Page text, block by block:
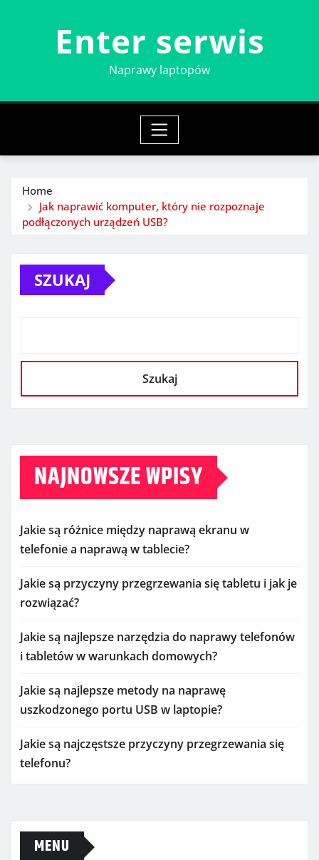
Enter serwis
Naprawy laptopów
Home
Jak naprawić komputer, który nie rozpoznaje
podłączonych urządzeń USB?
SZUKAJ
Szukaj
NAJNOWSZE WPISY
Jakie są różnice między naprawą ekranu w
telefonie a naprawą w tablecie?
Jakie są przyczyny przegrzewania się tabletu i jak je
rozwiązać?
Jakie są najlepsze narzędzia do naprawy telefonów
i tabletów w warunkach domowych?
Jakie są najlepsze metody na naprawę
uszkodzonego portu USB w laptopie?
Jakie są najczęstsze przyczyny przegrzewania się
telefonu?
MENU